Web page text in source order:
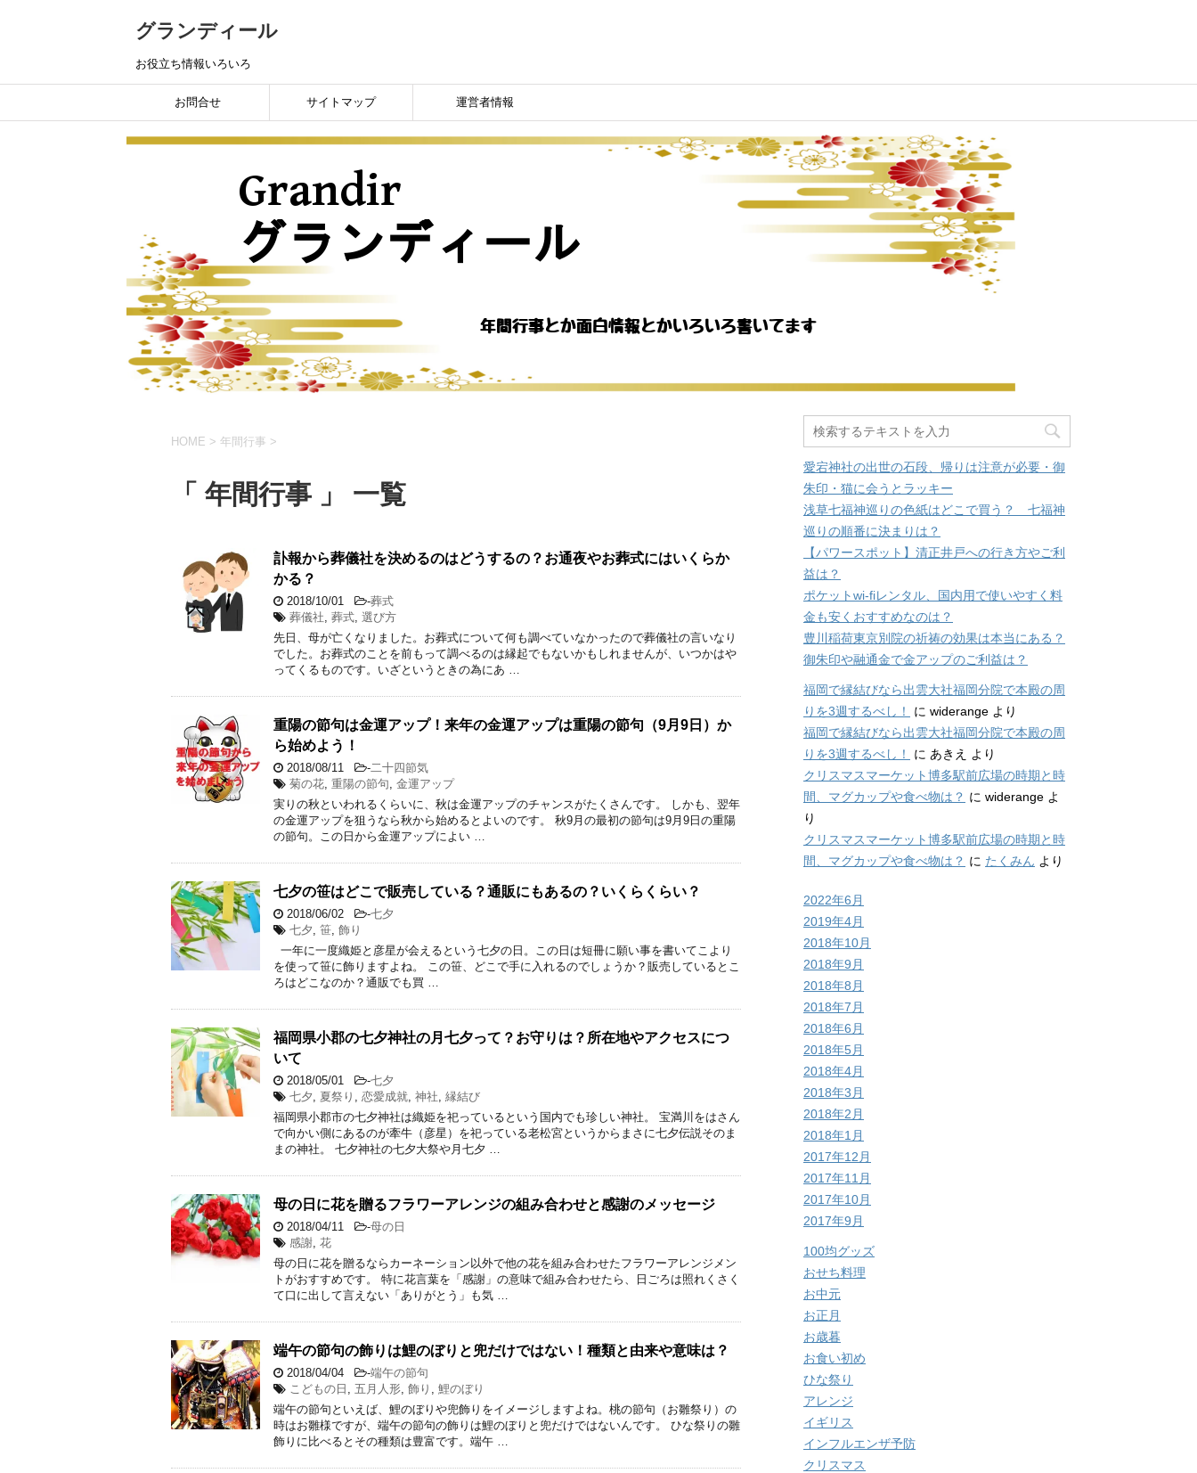
グランディール
お役立ち情報いろいろ
お問合せ サイトマップ 運営者情報
HOME > 年間行事 >
「 年間行事 」 一覧
訃報から葬儀社を決めるのはどうするの？お通夜やお葬式にはいくらか
かる？
2018/10/01 -葬式
葬儀社, 葬式, 選び方
先日、母が亡くなりました。お葬式について何も調べていなかったので葬儀社の言いなり
でした。お葬式のことを前もって調べるのは縁起でもないかもしれませんが、いつかはや
ってくるものです。いざというときの為にあ …
重陽の節句は金運アップ！来年の金運アップは重陽の節句（9月9日）か
ら始めよう！
2018/08/11 -二十四節気
菊の花, 重陽の節句, 金運アップ
実りの秋といわれるくらいに、秋は金運アップのチャンスがたくさんです。 しかも、翌年
の金運アップを狙うなら秋から始めるとよいのです。 秋9月の最初の節句は9月9日の重陽
の節句。この日から金運アップによい …
七夕の笹はどこで販売している？通販にもあるの？いくらくらい？
2018/06/02 -七夕
七夕, 笹, 飾り
一年に一度織姫と彦星が会えるという七夕の日。この日は短冊に願い事を書いてこより
を使って笹に飾りますよね。 この笹、どこで手に入れるのでしょうか？販売しているとこ
ろはどこなのか？通販でも買 …
福岡県小郡の七夕神社の月七夕って？お守りは？所在地やアクセスにつ
いて
2018/05/01 -七夕
七夕, 夏祭り , 恋愛成就, 神社, 縁結び
福岡県小郡市の七夕神社は織姫を祀っているという国内でも珍しい神社。 宝満川をはさん
で向かい側にあるのが牽牛（彦星）を祀っている老松宮というからまさに七夕伝説そのま
まの神社。 七夕神社の七夕大祭や月七夕 …
母の日に花を贈るフラワーアレンジの組み合わせと感謝のメッセージ
2018/04/11 -母の日
感謝, 花
母の日に花を贈るならカーネーション以外で他の花を組み合わせたフラワーアレンジメン
トがおすすめです。 特に花言葉を「感謝」の意味で組み合わせたら、日ごろは照れくさく
て口に出して言えない「ありがとう」も気 …
端午の節句の飾りは鯉のぼりと兜だけではない！種類と由来や意味は？
2018/04/04 -端午の節句
こどもの日 , 五月人形, 飾り , 鯉のぼり
端午の節句といえば、鯉のぼりや兜飾りをイメージしますよね。桃の節句（お雛祭り）の
時はお雛様ですが、端午の節句の飾りは鯉のぼりと兜だけではないんです。 ひな祭りの雛
飾りに比べるとその種類は豊富です。端午 …
愛宕神社の出世の石段、帰りは注意が必要・御
朱印・猫に会うとラッキー
浅草七福神巡りの色紙はどこで買う？ 七福神
巡りの順番に決まりは？
【パワースポット】清正井戸への行き方やご利
益は？
ポケットwi-fiレンタル、国内用で使いやすく料
金も安くおすすめなのは？
豊川稲荷東京別院の祈祷の効果は本当にある？
御朱印や融通金で金アップのご利益は？
福岡で縁結びなら出雲大社福岡分院で本殿の周
りを3週するべし！
に widerange より
福岡で縁結びなら出雲大社福岡分院で本殿の周
りを3週するべし！
に あきえ
より
クリスマスマーケット博多駅前広場の時期と時
間、マグカップや食べ物は？ に widerange よ
り
クリスマスマーケット博多駅前広場の時期と時
間、マグカップや食べ物は？ に たくみん より
2022年6月
2019年4月
2018年10月
2018年9月
2018年8月
2018年7月
2018年6月
2018年5月
2018年4月
2018年3月
2018年2月
2018年1月
2017年12月
2017年11月
2017年10月
2017年9月
100均グッズ
おせち料理
お中元
お正月
お歳暮
お食い初め
ひな祭り
アレンジ
イギリス
インフルエンザ予防
クリスマス